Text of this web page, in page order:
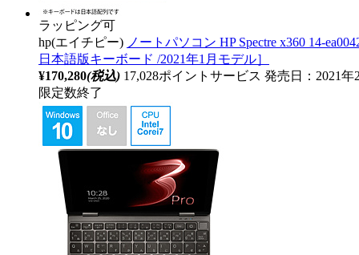
ラッピング可
hp(エイチピー) ノートパソコン HP Spectre x360 14-
日本語版キーボード /2021年1月モデル］
¥170,280(税込) 17,028ポイントサービス 発売日：2021年
限定数終了